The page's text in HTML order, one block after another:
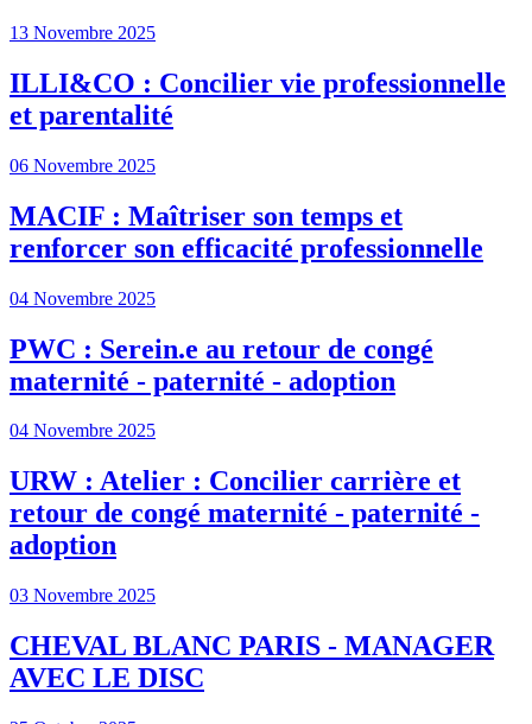
13 Novembre 2025
ILLI&CO : Concilier vie professionnelle
et parentalité
06 Novembre 2025
MACIF : Maîtriser son temps et
renforcer son efficacité professionnelle
04 Novembre 2025
PWC : Serein.e au retour de congé
maternité - paternité - adoption
04 Novembre 2025
URW : Atelier : Concilier carrière et
retour de congé maternité - paternité -
adoption
03 Novembre 2025
CHEVAL BLANC PARIS - MANAGER
AVEC LE DISC